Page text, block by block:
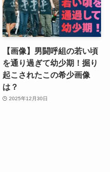
【画像】男闘呼組の若い頃
を通り過ぎて幼少期！掘り
起こされたこの希少画像
は？
2025年12月30日